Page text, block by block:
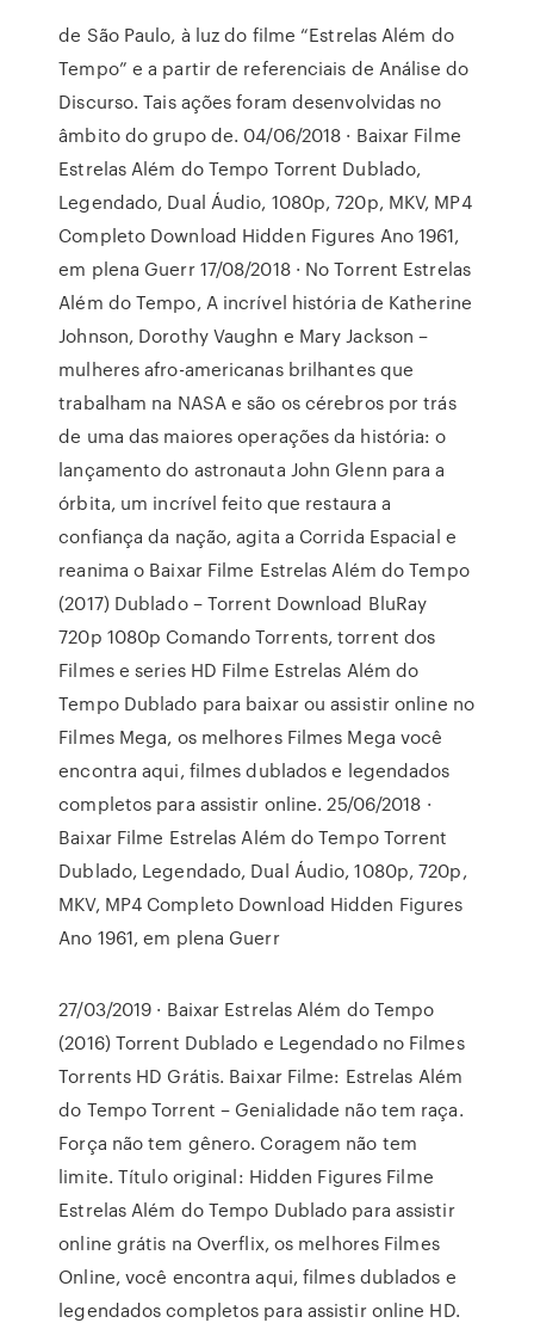
de São Paulo, à luz do filme “Estrelas Além do
Tempo” e a partir de referenciais de Análise do
Discurso. Tais ações foram desenvolvidas no
âmbito do grupo de. 04/06/2018 · Baixar Filme
Estrelas Além do Tempo Torrent Dublado,
Legendado, Dual Áudio, 1080p, 720p, MKV, MP4
Completo Download Hidden Figures Ano 1961,
em plena Guerr 17/08/2018 · No Torrent Estrelas
Além do Tempo, A incrível história de Katherine
Johnson, Dorothy Vaughn e Mary Jackson –
mulheres afro-americanas brilhantes que
trabalham na NASA e são os cérebros por trás
de uma das maiores operações da história: o
lançamento do astronauta John Glenn para a
órbita, um incrível feito que restaura a
confiança da nação, agita a Corrida Espacial e
reanima o Baixar Filme Estrelas Além do Tempo
(2017) Dublado – Torrent Download BluRay
720p 1080p Comando Torrents, torrent dos
Filmes e series HD Filme Estrelas Além do
Tempo Dublado para baixar ou assistir online no
Filmes Mega, os melhores Filmes Mega você
encontra aqui, filmes dublados e legendados
completos para assistir online. 25/06/2018 ·
Baixar Filme Estrelas Além do Tempo Torrent
Dublado, Legendado, Dual Áudio, 1080p, 720p,
MKV, MP4 Completo Download Hidden Figures
Ano 1961, em plena Guerr
27/03/2019 · Baixar Estrelas Além do Tempo
(2016) Torrent Dublado e Legendado no Filmes
Torrents HD Grátis. Baixar Filme: Estrelas Além
do Tempo Torrent – Genialidade não tem raça.
Força não tem gênero. Coragem não tem
limite. Título original: Hidden Figures Filme
Estrelas Além do Tempo Dublado para assistir
online grátis na Overflix, os melhores Filmes
Online, você encontra aqui, filmes dublados e
legendados completos para assistir online HD.